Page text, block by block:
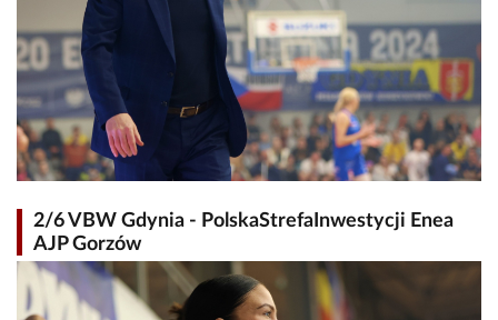
2/6 VBW Gdynia - PolskaStrefaInwestycji Enea
AJP Gorzów